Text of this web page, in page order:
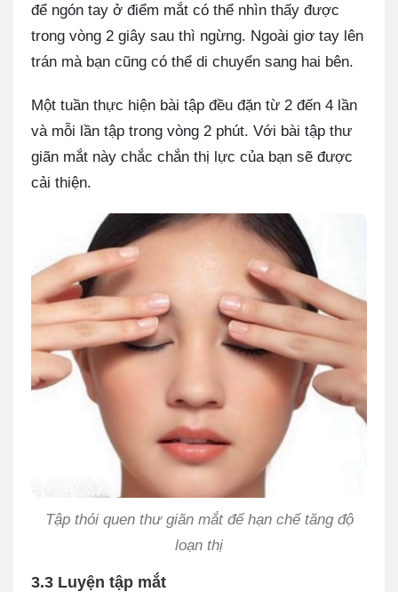
để ngón tay ở điểm mắt có thể nhìn thấy được
trong vòng 2 giây sau thì ngừng. Ngoài giơ tay lên
trán mà bạn cũng có thể di chuyển sang hai bên.
Một tuần thực hiện bài tập đều đặn từ 2 đến 4 lần
và mỗi lần tập trong vòng 2 phút. Với bài tập thư
giãn mắt này chắc chắn thị lực của bạn sẽ được
cải thiện.
Tập thói quen thư giãn mắt để hạn chế tăng độ
loạn thị
3.3 Luyện tập mắt